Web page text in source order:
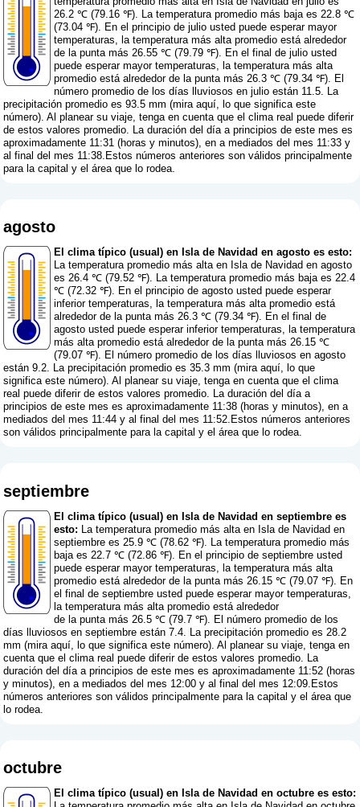
26.2 ℃ (79.16 ℉). La temperatura promedio más baja es 22.8 ℃
(73.04 ℉). En el principio de julio usted puede esperar mayor
temperaturas, la temperatura más alta promedio está alrededor
de la punta más 26.55 ℃ (79.79 ℉). En el final de julio usted
puede esperar mayor temperaturas, la temperatura más alta
promedio está alrededor de la punta más 26.3 ℃ (79.34 ℉). El
número promedio de los días lluviosos en julio están 11.5. La
precipitación promedio es 93.5 mm (mira aquí, lo que significa este
número). Al planear su viaje, tenga en cuenta que el clima real puede diferir
de estos valores promedio. La duración del día a principios de este mes es
aproximadamente 11:31 (horas y minutos), en a mediados del mes 11:33 y
al final del mes 11:38.Estos números anteriores son válidos principalmente
para la capital y el área que lo rodea.
agosto
El clima típico (usual) en Isla de Navidad en agosto es esto:
La temperatura promedio más alta en Isla de Navidad en agosto
es 26.4 ℃ (79.52 ℉). La temperatura promedio más baja es 22.4
℃ (72.32 ℉). En el principio de agosto usted puede esperar
inferior temperaturas, la temperatura más alta promedio está
alrededor de la punta más 26.3 ℃ (79.34 ℉). En el final de
agosto usted puede esperar inferior temperaturas, la temperatura
más alta promedio está alrededor de la punta más 26.15 ℃
(79.07 ℉). El número promedio de los días lluviosos en agosto
están 9.2. La precipitación promedio es 35.3 mm (mira aquí, lo que
significa este número). Al planear su viaje, tenga en cuenta que el clima
real puede diferir de estos valores promedio. La duración del día a
principios de este mes es aproximadamente 11:38 (horas y minutos), en a
mediados del mes 11:44 y al final del mes 11:52.Estos números anteriores
son válidos principalmente para la capital y el área que lo rodea.
septiembre
El clima típico (usual) en Isla de Navidad en septiembre es
esto: La temperatura promedio más alta en Isla de Navidad en
septiembre es 25.9 ℃ (78.62 ℉). La temperatura promedio más
baja es 22.7 ℃ (72.86 ℉). En el principio de septiembre usted
puede esperar mayor temperaturas, la temperatura más alta
promedio está alrededor de la punta más 26.15 ℃ (79.07 ℉). En
el final de septiembre usted puede esperar mayor temperaturas,
la temperatura más alta promedio está alrededor
de la punta más 26.5 ℃ (79.7 ℉). El número promedio de los
días lluviosos en septiembre están 7.4. La precipitación promedio es 28.2
mm (mira aquí, lo que significa este número). Al planear su viaje, tenga en
cuenta que el clima real puede diferir de estos valores promedio. La
duración del día a principios de este mes es aproximadamente 11:52 (horas
y minutos), en a mediados del mes 12:00 y al final del mes 12:09.Estos
números anteriores son válidos principalmente para la capital y el área que
lo rodea.
octubre
El clima típico (usual) en Isla de Navidad en octubre es esto: